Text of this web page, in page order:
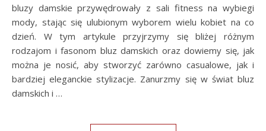
bluzy damskie przywędrowały z sali fitness na wybiegi
mody, stając się ulubionym wyborem wielu kobiet na co
dzień. W tym artykule przyjrzymy się bliżej różnym
rodzajom i fasonom bluz damskich oraz dowiemy się, jak
można je nosić, aby stworzyć zarówno casualowe, jak i
bardziej eleganckie stylizacje. Zanurzmy się w świat bluz
damskich i …